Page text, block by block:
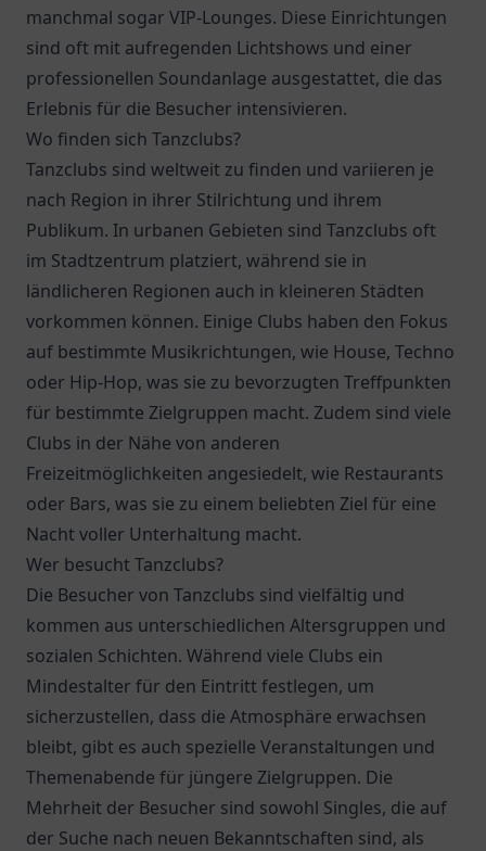
manchmal sogar VIP-Lounges. Diese Einrichtungen
sind oft mit aufregenden Lichtshows und einer
professionellen Soundanlage ausgestattet, die das
Erlebnis für die Besucher intensivieren.
Wo finden sich Tanzclubs?
Tanzclubs sind weltweit zu finden und variieren je
nach Region in ihrer Stilrichtung und ihrem
Publikum. In urbanen Gebieten sind Tanzclubs oft
im Stadtzentrum platziert, während sie in
ländlicheren Regionen auch in kleineren Städten
vorkommen können. Einige Clubs haben den Fokus
auf bestimmte Musikrichtungen, wie House, Techno
oder Hip-Hop, was sie zu bevorzugten Treffpunkten
für bestimmte Zielgruppen macht. Zudem sind viele
Clubs in der Nähe von anderen
Freizeitmöglichkeiten angesiedelt, wie Restaurants
oder Bars, was sie zu einem beliebten Ziel für eine
Nacht voller Unterhaltung macht.
Wer besucht Tanzclubs?
Die Besucher von Tanzclubs sind vielfältig und
kommen aus unterschiedlichen Altersgruppen und
sozialen Schichten. Während viele Clubs ein
Mindestalter für den Eintritt festlegen, um
sicherzustellen, dass die Atmosphäre erwachsen
bleibt, gibt es auch spezielle Veranstaltungen und
Themenabende für jüngere Zielgruppen. Die
Mehrheit der Besucher sind sowohl Singles, die auf
der Suche nach neuen Bekanntschaften sind, als